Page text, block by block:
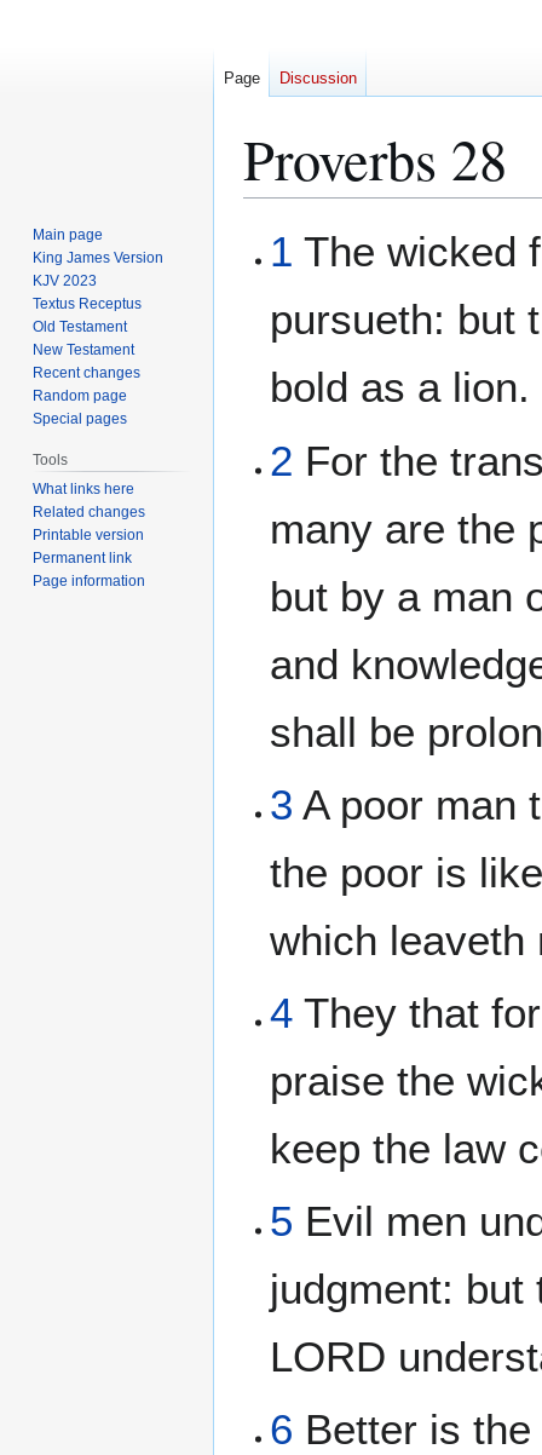
Proverbs 28
toto
1 The wicked
pursueth: but
bold as a lion.
2 For the
many are the
but by a man
and
shall be
3 A poor man
the poor is
which leaveth
4 They that
praise the
keep the law
5 Evil men
judgment: but
LORD
6 Better is
Page Discussion
Main page
King James Version
KJV 2023
Textus Receptus
Old Testament
New Testament
Recent changes
Random page
Special pages
Tools
What links here
Related changes
Printable version
Permanent link
Page information